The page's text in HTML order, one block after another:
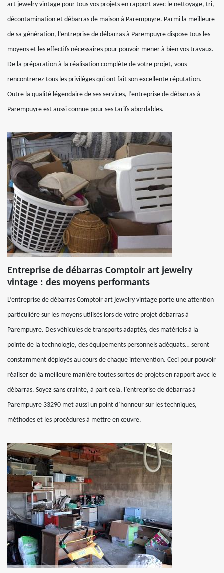
art jewelry vintage pour tous vos projets en rapport avec le nettoyage, tri,
décontamination et débarras de maison à Parempuyre. Parmi la meilleure
de sa génération, l’entreprise de débarras à Parempuyre dispose tous les
moyens et les effectifs nécessaires pour pouvoir mener à bien vos travaux.
De la préparation à la réalisation complète de votre projet, vous
rencontrerez tous les privilèges qui ont fait son excellente réputation.
Outre la qualité légendaire de ses services, l’entreprise de débarras à
Parempuyre est aussi connue pour ses tarifs abordables.
Entreprise de débarras Comptoir art jewelry
vintage : des moyens performants
L’entreprise de débarras Comptoir art jewelry vintage porte une attention
particulière sur les moyens utilisés lors de votre projet débarras à
Parempuyre. Des véhicules de transports adaptés, des matériels à la
pointe de la technologie, des équipements personnels adéquats… seront
constamment déployés au cours de chaque intervention. Ceci pour pouvoir
réaliser de la meilleure manière toutes sortes de projets en rapport avec le
débarras. Soyez sans crainte, à part cela, l’entreprise de débarras à
Parempuyre 33290 met aussi un point d’honneur sur les techniques,
méthodes et les procédures à mettre en œuvre.